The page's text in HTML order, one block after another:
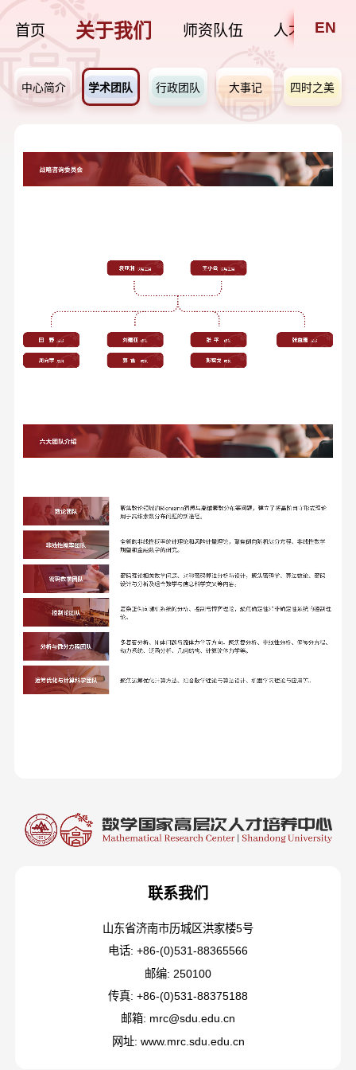
首页 关于我们 师资队伍 人才培养
EN
中心简介 学术团队 行政团队 大事记 四时之美
联系我们
山东省济南市历城区洪家楼5号
电话: +86-(0)531-88365566
邮编: 250100
传真: +86-(0)531-88375188
邮箱: mrc@sdu.edu.cn
网址: www.mrc.sdu.edu.cn